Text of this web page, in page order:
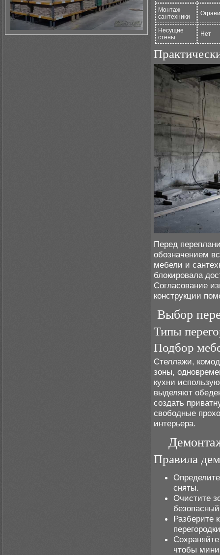
Монтаж
сантехники
Несущие
стены
Нет
Перед
обозначением
мебели и
блокировала
Согласование
конструкции
Выбор
Типы
Подбор
Стеллажи,
зоны,
кухни
выделяют
создать
свободные
интерьера.
Правила
сняты.
Очистите
Разберите
чтобы